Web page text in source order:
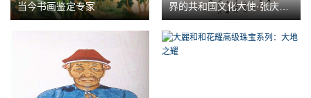
当今书画鉴定专家
界的共和国文化大使·张庆祥
作品展